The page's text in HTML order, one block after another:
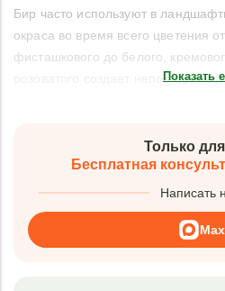
Бир часто используют в
окраса во время всего цветения
фисташкового до белого,
розоватого создает
Показать
Только
Бесплатная
Написать
Max